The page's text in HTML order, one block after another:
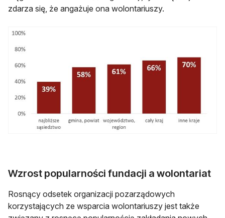
zdarza się, że angażuje ona wolontariuszy.
Wzrost popularności fundacji a wolontariat
Rosnący odsetek organizacji pozarządowych
korzystających ze wsparcia wolontariuszy jest także